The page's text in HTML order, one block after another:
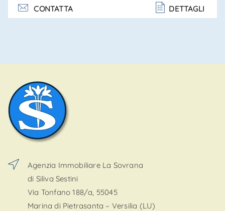
con bagno doccia en suite e balcone. 1 camera
matrimoniale con balcone privato, 1 camera matrimo. . .
CONTATTA DETTAGLI
Agenzia Immobiliare La Sovrana
di Siliva Sestini
Via Tonfano 188/a, 55045
Marina di Pietrasanta – Versilia (LU)